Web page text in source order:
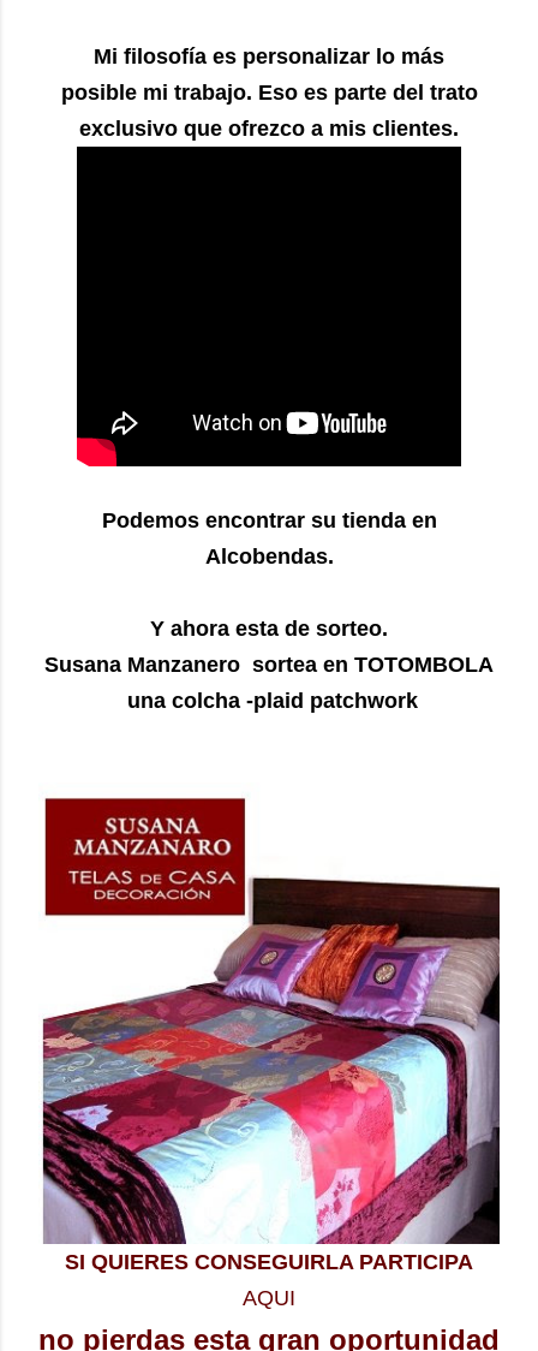
Mi filosofía es personalizar lo más
posible mi trabajo. Eso es parte del trato
exclusivo que ofrezco a mis clientes.
Podemos encontrar su tienda en
Alcobendas.
Y ahora esta de sorteo.
Susana Manzanero sortea en TOTOMBOLA
una colcha -plaid patchwork
SI QUIERES CONSEGUIRLA PARTICIPA
AQUI
no pierdas esta gran oportunidad